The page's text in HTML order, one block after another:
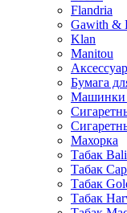
Flandria
Gawith &
Klan
Manitou
Бумага
Машинки
Махорка
Табак
Табак
Табак
Табак